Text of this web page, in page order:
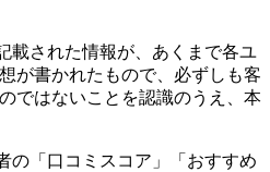
載された情報が、あくまで各ユ
が書かれたもので、必ずしも客
ではないことを認識のうえ、本
の「口コミスコア」「おすすめ